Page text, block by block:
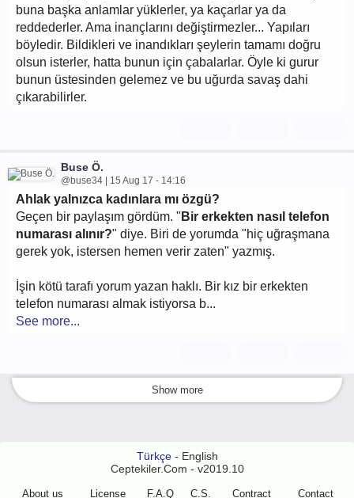
buna başka anlamlar yüklerler, ya kaçarlar ya da
reddederler. Ama inançlarını değiştirmezler... Yapıları
böyledir. Bildikleri ve inandıkları şeylerin tamamı doğru
olsun isterler, hatta bunun için çabalarlar. Öyle ki gurur
bunun üstesinden gelemez ve bu uğurda savaş dahi
çıkarabilirler.
Buse Ö.
@buse34 | 15 Aug 17 - 14:16
Ahlak yalnızca kadınlara mı özgü?
Geçen bir paylaşım gördüm. " Bir erkekten nasıl telefon
numarası alınır?" diye. Biri de yorumda "hiç uğraşmana
gerek yok, istersen hemen verir zaten" yazmış.
İşin kötü tarafı yorum yazan haklı. Bir kız bir erkekten
telefon numarası almak istiyorsa b...
See more...
Show more
Türkçe- English
Ceptekiler.Com - v2019.10
About us License F.A.Q C.S. Contract Contact